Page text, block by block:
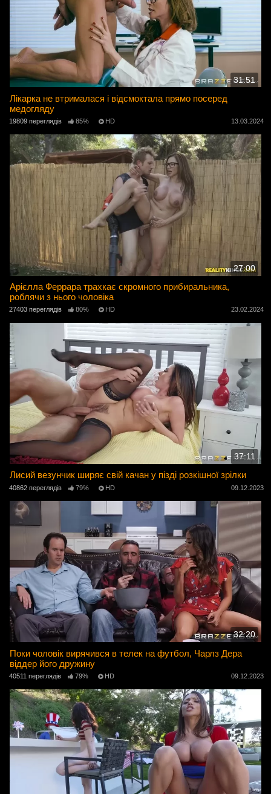
31:51
Лікарка не втрималася і відсмоктала прямо посеред
медогляду
19809 переглядів 85% HD 13.03.2024
27:00
Арієлла Феррара трахкає скромного прибиральника,
роблячи з нього чоловіка
27403 переглядів 80% HD 23.02.2024
37:11
Лисий везунчик ширяє свій качан у пізді розкішної зрілки
40862 переглядів 79% HD 09.12.2023
32:20
Поки чоловік вирячився в телек на футбол, Чарлз Дера
віддер його дружину
40511 переглядів 79% HD 09.12.2023